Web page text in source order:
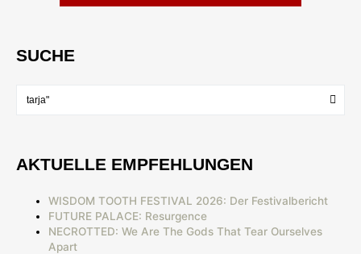
SUCHE
AKTUELLE EMPFEHLUNGEN
WISDOM TOOTH FESTIVAL 2026: Der Festivalbericht
FUTURE PALACE: Resurgence
NECROTTED: We Are The Gods That Tear Ourselves
Apart